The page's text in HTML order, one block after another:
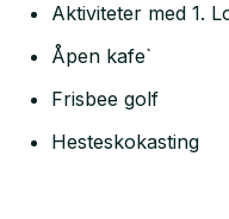
Aktiviteter med 1.
Åpen kafe`
Frisbee golf
Hesteskokasting